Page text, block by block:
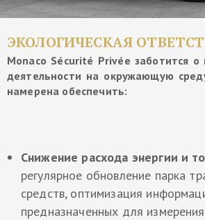
ЭКОЛОГИЧЕСКАЯ
Monaco Sécurité Privée заботится о
деятельности на окружающую
намерена обеспечить:
Снижение расхода энергии и
регулярное обновление парка
средств, оптимизация
предназначенных для измерения